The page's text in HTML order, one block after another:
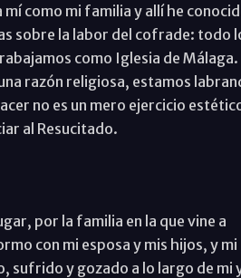
como mi familia y allí he
sobre la labor del cofrade: todo
como Iglesia de Málaga.
razón religiosa, estamos
no es un mero ejercicio
al Resucitado.
por la familia en la que vine a
con mi esposa y mis hijos, y mi
sufrido y gozado a lo largo de mi